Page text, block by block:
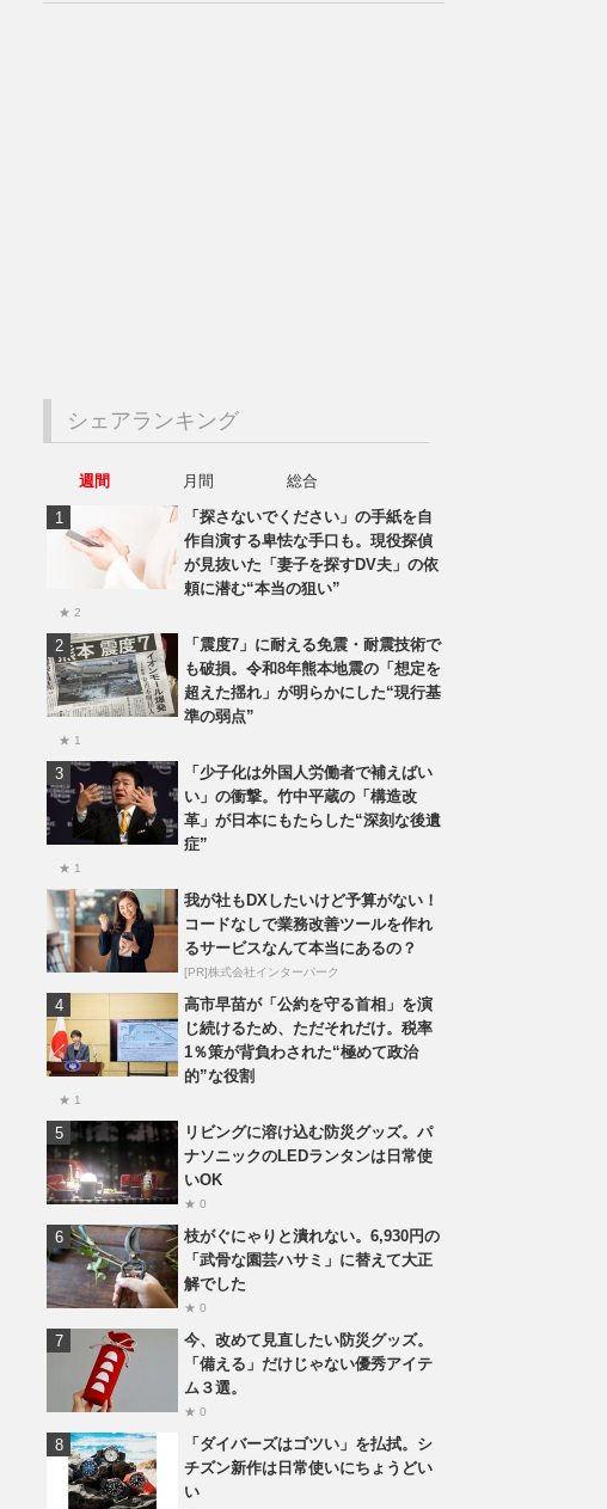
シェアランキング
週間 月間
総合
「探さないでください」の手紙を自
作自演する卑怯な手口も。現役探偵
が見抜いた「妻子を探すDV夫」の依
頼に潜む“本当の狙い”
★ 2
「震度7」に耐える免震・耐震技術で
も破損。令和8年熊本地震の「想定を
超えた揺れ」が明らかにした“現行基
準の弱点”
★ 1
「少子化は外国人労働者で補えばい
い」の衝撃。竹中平蔵の「構造改
革」が日本にもたらした“深刻な後遺
症”
★ 1
我が社もDXしたいけど予算がない！
コードなしで業務改善ツールを作れ
るサービスなんて本当にあるの？
[PR]株式会社インターパーク
高市早苗が「公約を守る首相」を演
じ続けるため、ただそれだけ。税率
1％策が背負わされた“極めて政治
的”な役割
★ 1
リビングに溶け込む防災グッズ。パ
ナソニックのLEDランタンは日常使
いOK
★ 0
枝がぐにゃりと潰れない。6,930円の
「武骨な園芸ハサミ」に替えて大正
解でした
★ 0
今、改めて見直したい防災グッズ。
「備える」だけじゃない優秀アイテ
ム３選。
★ 0
「ダイバーズはゴツい」を払拭。シ
チズン新作は日常使いにちょうどい
い